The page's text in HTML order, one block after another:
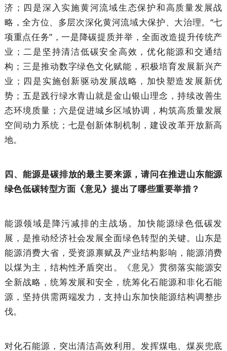
济；四是深入实施黄河流域生态保护和高质量发展战
略，全方位、多层次深化黄河流域大保护、大治理。“七
项重点任务”，一是降碳提质并举，全面改造提升传统产
业；二是坚持清洁低碳安全高效，优化能源和交通结
构；三是推动数字绿色文化赋能，积极培育发展新兴产
业；四是实施创新驱动发展战略，加快塑造发展新优
势；五是践行绿水青山就是金山银山理念，持续改善生
态环境质量；六是促进城乡区域协调，构筑高质量发展
空间动力系统；七是创新体制机制，建设改革开放新高
地。
四、能源是碳排放的最主要来源，请问在推进山东能源
绿色低碳转型方面《意见》提出了哪些重要举措？
能源领域是降污减排的主战场。加快能源绿色低碳发
展，是推动经济社会发展全面绿色转型的关键。山东是
能源消费大省，受资源禀赋及产业结构影响，能源消费
以煤为主，结构性矛盾突出。《意见》贯彻落实能源安
全新战略，统筹发展和安全，统筹化石能源和非化石能
源，坚持供需两端发力，支持山东加快能源结构调整步
伐。
对化石能源，突出清洁高效利用。发挥煤电、煤炭兜底